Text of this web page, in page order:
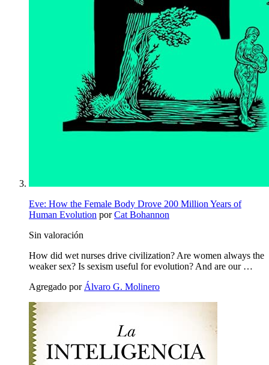
Eve: How the Female Body Drove 200 Million Years of
Human Evolution porCat Bohannon
Sin valoración
How did wet nurses drive civilization? Are women always the
weaker sex? Is sexism useful for evolution? And are our …
Agregado por Álvaro G. Molinero